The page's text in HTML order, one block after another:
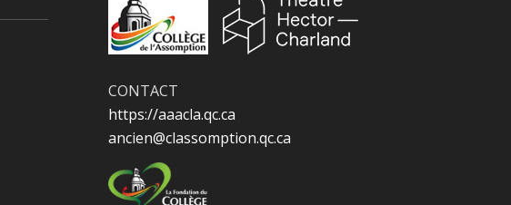
CONTACT
https://aaacla.qc.ca
ancien@classomption.qc.ca